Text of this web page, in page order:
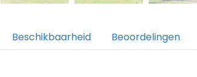
Beschikbaarheid Beoordelingen